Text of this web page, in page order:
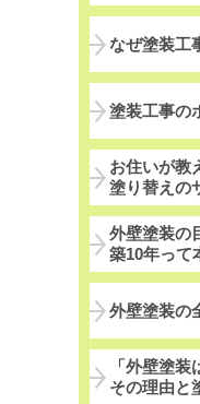
なぜ塗装工
塗装工事の
お住いが教
塗り替えの
外壁塗装の
築10年って
外壁塗装の
「外壁塗装
その理由と